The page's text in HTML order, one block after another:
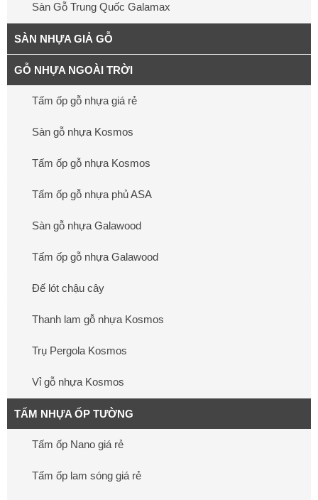
Sàn Gỗ Trung Quốc Galamax
SÀN NHỰA GIẢ GỖ
GỖ NHỰA NGOÀI TRỜI
Tấm ốp gỗ nhựa giá rẻ
Sàn gỗ nhựa Kosmos
Tấm ốp gỗ nhựa Kosmos
Tấm ốp gỗ nhựa phủ ASA
Sàn gỗ nhựa Galawood
Tấm ốp gỗ nhựa Galawood
Đế lót chậu cây
Thanh lam gỗ nhựa Kosmos
Trụ Pergola Kosmos
Vỉ gỗ nhựa Kosmos
TẤM NHỰA ỐP TƯỜNG
Tấm ốp Nano giá rẻ
Tấm ốp lam sóng giá rẻ